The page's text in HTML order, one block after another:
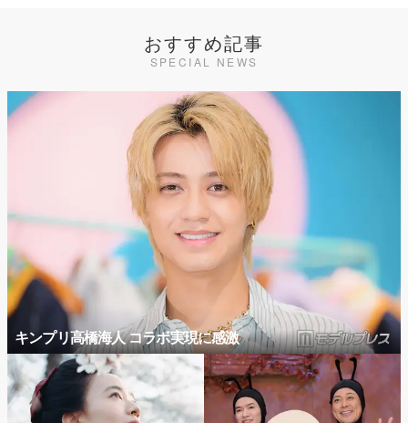
おすすめ記事
SPECIAL NEWS
キンプリ高橋海人 コラボ実現に感激